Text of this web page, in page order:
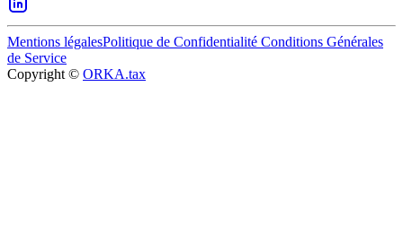
Mentions légalesPolitique de Confidentialité Conditions Générales
de Service
Copyright © ORKA.tax